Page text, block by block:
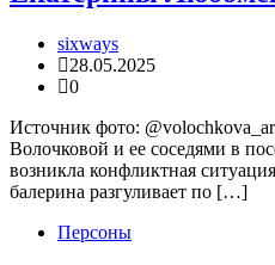
sixways
28.05.2025
0
Источник фото:
Волочковой и ее соседями в
возникла конфликтная
балерина разгуливает по […]
Персоны